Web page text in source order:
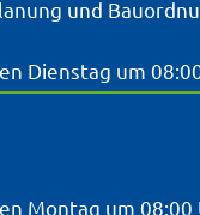
und
Öffnungs-
Dienstag um
Öffnungs-
Montag um 08:00